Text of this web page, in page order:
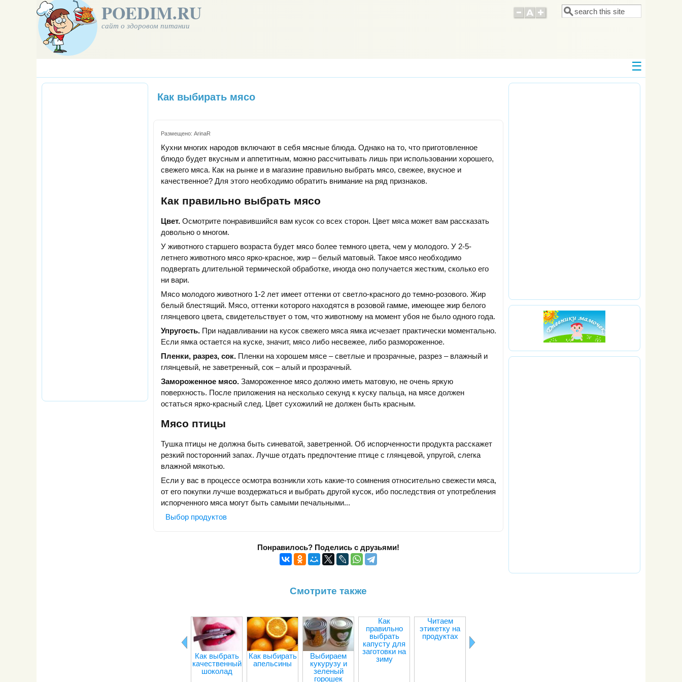
POEDIM.RU
сайт о здоровом питании
Форма поиска
Поиск
Как выбирать мясо
Размещено: ArinaR
Кухни многих народов включают в себя мясные блюда. Однако на то, что приготовленное
блюдо будет вкусным и аппетитным, можно рассчитывать лишь при использовании хорошего,
свежего мяса. Как на рынке и в магазине правильно выбрать мясо, свежее, вкусное и
качественное? Для этого необходимо обратить внимание на ряд признаков.
Как правильно выбрать мясо
Цвет. Осмотрите понравившийся вам кусок со всех сторон. Цвет мяса может вам рассказать
довольно о многом.
У животного старшего возраста будет мясо более темного цвета, чем у молодого. У 2-5-
летнего животного мясо ярко-красное, жир – белый матовый. Такое мясо необходимо
подвергать длительной термической обработке, иногда оно получается жестким, сколько его
ни вари.
Мясо молодого животного 1-2 лет имеет оттенки от светло-красного до темно-розового. Жир
белый блестящий. Мясо, оттенки которого находятся в розовой гамме, имеющее жир белого
глянцевого цвета, свидетельствует о том, что животному на момент убоя не было одного года.
Упругость. При надавливании на кусок свежего мяса ямка исчезает практически моментально.
Если ямка остается на куске, значит, мясо либо несвежее, либо размороженное.
Пленки, разрез, сок. Пленки на хорошем мясе – светлые и прозрачные, разрез – влажный и
глянцевый, не заветренный, сок – алый и прозрачный.
Замороженное мясо. Замороженное мясо должно иметь матовую, не очень яркую
поверхность. После приложения на несколько секунд к куску пальца, на мясе должен
остаться ярко-красный след. Цвет сухожилий не должен быть красным.
Мясо птицы
Тушка птицы не должна быть синеватой, заветренной. Об испорченности продукта расскажет
резкий посторонний запах. Лучше отдать предпочтение птице с глянцевой, упругой, слегка
влажной мякотью.
Если у вас в процессе осмотра возникли хоть какие-то сомнения относительно свежести мяса,
от его покупки лучше воздержаться и выбрать другой кусок, ибо последствия от употребления
испорченного мяса могут быть самыми печальными...
Выбор продуктов
Понравилось? Поделись с друзьями!
Смотрите также
Как выбрать
качественный
шоколад
Как выбирать
апельсины
Выбираем
кукурузу и
зеленый
горошек
Как
правильно
выбрать
капусту для
заготовки на
зиму
Читаем
этикетку на
продуктах
праздничному